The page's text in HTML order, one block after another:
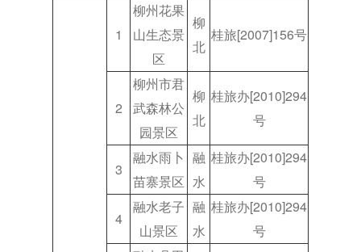
1
柳州花果
山生态景
区
柳
北
桂旅[2007]156号
2
柳州市君
武森林公
园景区
柳
北
桂旅办[2010]294
号
3
融水雨卜
苗寨景区
融
水
桂旅办[2010]294
号
4
融水老子
山景区
融
水
桂旅办[2010]294
号